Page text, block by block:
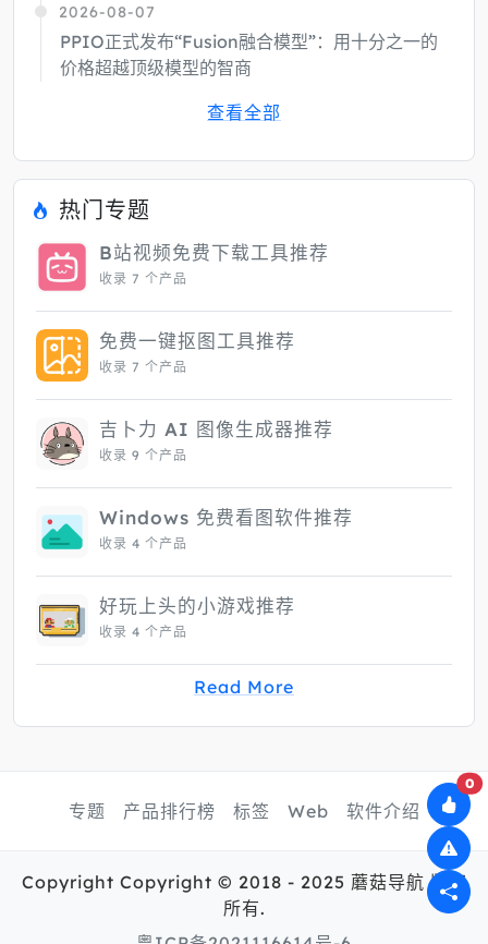
0
2026-08-07
PPIO正式发布“Fusion融合模型”：用十分之一的
价格超越顶级模型的智商
查看全部
热门专题
B站视频免费下载工具推荐
收录 7 个产品
免费一键抠图工具推荐
收录 7 个产品
吉卜力 AI 图像生成器推荐
收录 9 个产品
Windows 免费看图软件推荐
收录 4 个产品
好玩上头的小游戏推荐
收录 4 个产品
Read More
专题 产品排行榜 标签 Web 软件介绍
Copyright Copyright © 2018 - 2025 蘑菇导航 版权
所有.